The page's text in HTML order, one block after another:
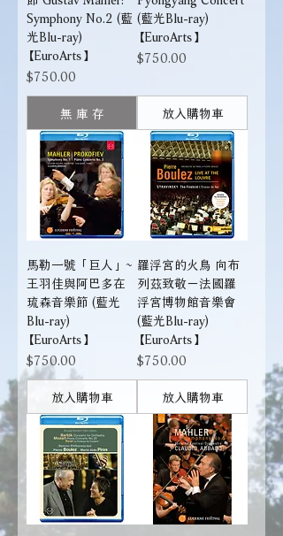
Symphony No.2 (藍
光Blu-ray)
【EuroArts】
價格
$750.00
無 庫 存
(藍光Blu-ray)
【EuroArts】
價格
$750.00
放入購物車
馬勒一號「巨人」~
王羽佳與阿巴多在
琉森音樂節 (藍光
Blu-ray)
【EuroArts】
價格
$750.00
放入購物車
羅浮宮的火鳥 向布
列茲致敬－法國羅
浮宮博物館音樂會
(藍光Blu-ray)
【EuroArts】
價格
$750.00
放入購物車